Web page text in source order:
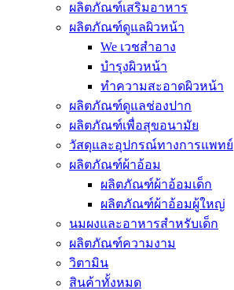
ผลิตภัณฑ์เสริมอาหาร
ผลิตภัณฑ์ดูแลผิวหน้า
We เวชสำอาง
บำรุงผิวหน้า
ทำความสะอาดผิวหน้า
ผลิตภัณฑ์ดูแลช่องปาก
ผลิตภัณฑ์เพื่อสุขอนามัย
วัสดุและอุปกรณ์ทางการแพทย์
ผลิตภัณฑ์ผ้าอ้อม
ผลิตภัณฑ์ผ้าอ้อมเด็ก
ผลิตภัณฑ์ผ้าอ้อมผู้ใหญ่
นมผงและอาหารสำหรับเด็ก
ผลิตภัณฑ์ความงาม
วิตามิน
สินค้าทั้งหมด